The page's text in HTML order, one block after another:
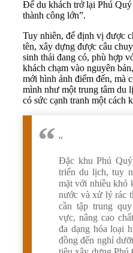
Để du khách trở lại Phú
thành công lớn”.
Tuy nhiên, để định vị được
tên, xây dựng được câu
sinh thái đang có, phù hợp
khách chạm vào nguyên
mới hình ảnh điểm đến, mà
mình như một trung tâm du
có sức cạnh tranh một cách
“
Đặc khu Phú
triển du lịch, tuy
mặt với nhiều khó
nước và xử lý rác
cần tập trung
vực, nâng cao
đa dạng hóa loại
đồng đến nghỉ